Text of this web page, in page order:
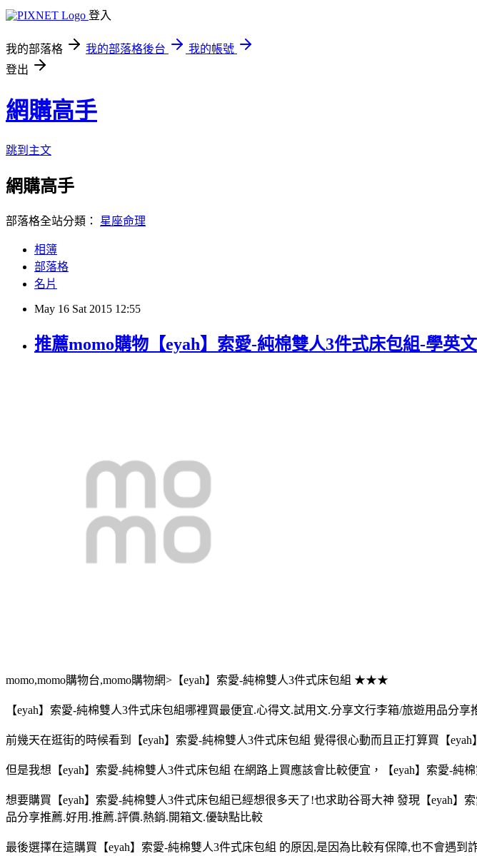
登入
我的部落格 我的部落格後台
我的帳號
登出
網購高手
跳到主文
網購高手
部落格全站分類： 星座命理
相簿
部落格
名片
May 16 Sat 2015 12:55
推薦momo購物【eyah】索愛-純棉雙人3件式床包組-學英文
momo,momo購物台,momo購物網>【eyah】索愛-純棉雙人3件式床包組 ★★★
【eyah】索愛-純棉雙人3件式床包組哪裡買最便宜.心得文.試用文.分享文行李箱/旅遊用品分
前幾天在逛街的時候看到【eyah】索愛-純棉雙人3件式床包組 覺得很心動而且正打算買【
但是我想【eyah】索愛-純棉雙人3件式床包組 在網路上買應該會比較便宜，【eyah】索愛-
想要購買【eyah】索愛-純棉雙人3件式床包組已經想很多天了!也求助谷哥大神 發現【eyah
品分享推薦.好用.推薦.評價.熱銷.開箱文.優缺點比較
最後選擇在這購買【eyah】索愛-純棉雙人3件式床包組 的原因,是因為比較有保障,也不會遇到